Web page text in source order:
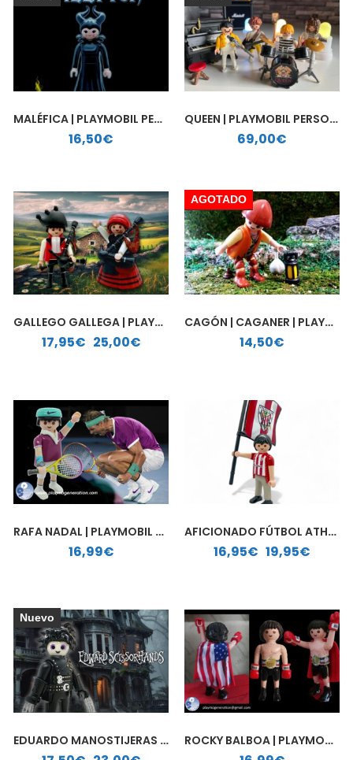
MALÉFICA | PLAYMOBIL PERSONALIZADO
16,50€
QUEEN | PLAYMOBIL PERSONALIZADO
69,00€
GALLEGO GALLEGA | PLAYMOBIL PERSONALIZADO
17,95€ 25,00€
Rango de precios: desde 17,95€ hasta 25,00€
AGOTADO
CAGÓN | CAGANER | PLAYMOBIL PERSONALIZADO
14,50€
RAFA NADAL | PLAYMOBIL PERSONALIZADO
16,99€
AFICIONADO FÚTBOL ATHLETIC DE BILBAO | PLAYMOBIL PERSONALIZADO
16,95€ 19,95€
Rango de precios: desde 16,95€ hasta 19,95€
Nuevo
EDUARDO MANOSTIJERAS | PLAYMOBIL PERSONALIZADO ROCKY BALBOA | PLAYMOBIL PERSONALIZADO